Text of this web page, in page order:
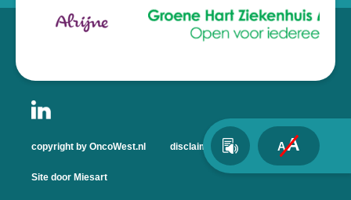
copyright by OncoWest.nl disclaimer privacyverklaring
Site door Miesart
AA